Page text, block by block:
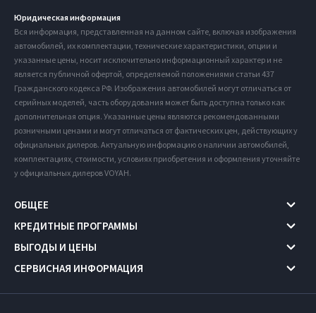
Юридическая информация
Вся информация, представленная на данном сайте, включая изображения
автомобилей, их комплектации, технические характеристики, опции и
указанные цены, носит исключительно информационный характер и не
является публичной офертой, определяемой положениями статьи 437
Гражданского кодекса РФ. Изображения автомобилей могут отличаться от
серийных моделей, часть оборудования может быть доступна только как
дополнительная опция. Указанные цены являются рекомендованными
розничными ценами и могут отличаться от фактических цен, действующих у
официальных дилеров. Актуальную информацию о наличии автомобилей,
комплектациях, стоимости, условиях приобретения и оформления уточняйте
у официальных дилеров VOYAH.
ОБЩЕЕ
КРЕДИТНЫЕ ПРОГРАММЫ
ВЫГОДЫ И ЦЕНЫ
СЕРВИСНАЯ ИНФОРМАЦИЯ